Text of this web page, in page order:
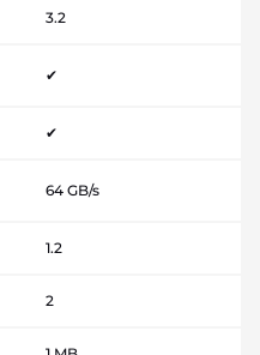
3.2
✔
✔
64 GB/s
1.2
2